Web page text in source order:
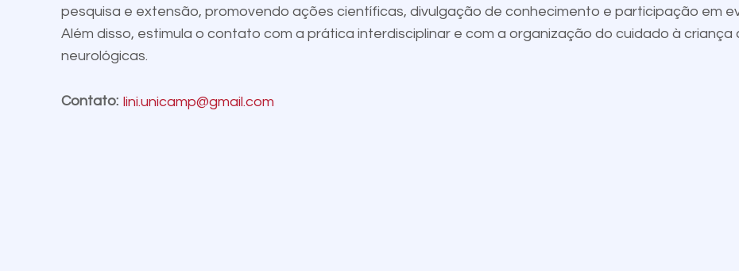
pesquisa e extensão, promovendo ações científicas, divulgação de conhecimento e participação em
Além disso, estimula o contato com a prática interdisciplinar e com a organização do cuidado à criança
neurológicas.
Contato: lini.unicamp@gmail.com